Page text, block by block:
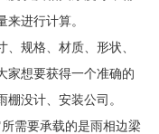
进行计算。
规格、材质、形状、
家想要获得一个准确的
没计、安装公司。
需要承载的是雨相边梁